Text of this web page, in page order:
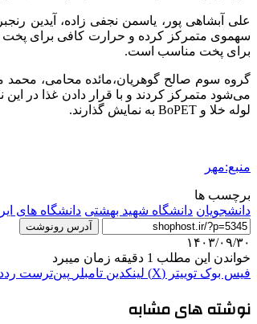
علی آبشاهی پور، یاسمن نجفی زاده، آیدین
برای پخت مناسب است.
گروه سوم صالح گوهریان،مائده محامی، محمد
می‌شود متمرکز کردند و با قرار دادن غذا در این
لوله خلا و BoPET به نمایش گذارند.
منبع:مهر
برچسب ها
دانشجویان دانشگاه شهید بهشتی دانشگاه های
آدرس رونوشت
۱۴۰۳/۰۹/۳۰
خواندن این مطلب 1 دقیقه زمان میبرد
فیس بوک توییتر (X) لینکدین ‫تامبلر ‫پین‌ترست
نوشته های مشابه